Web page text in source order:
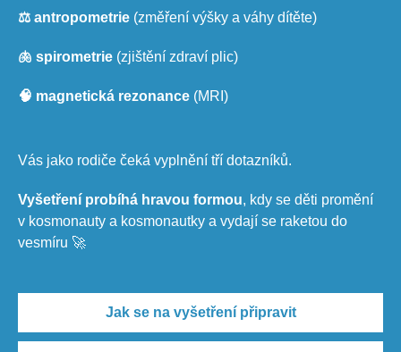
⚖️ antropometrie (změření výšky a váhy dítěte)
🫁 spirometrie (zjištění zdraví plic)
🧠 magnetická rezonance (MRI)
Vás jako rodiče čeká vyplnění tří dotazníků.
Vyšetření probíhá hravou formou, kdy se děti promění
v kosmonauty a kosmonautky a vydají se raketou do
vesmíru 🚀
Jak se na vyšetření připravit